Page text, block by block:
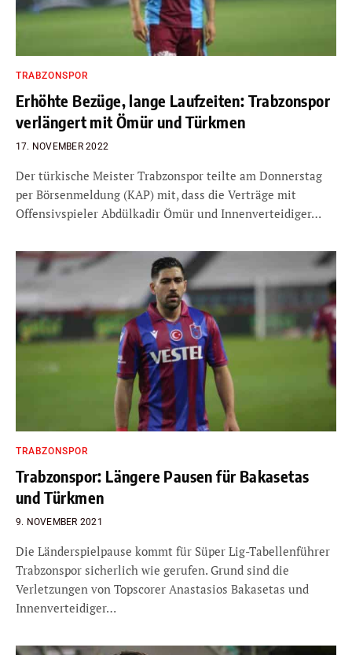
TRABZONSPOR
Erhöhte Bezüge, lange Laufzeiten: Trabzonspor
verlängert mit Ömür und Türkmen
17. NOVEMBER 2022
Der türkische Meister Trabzonspor teilte am Donnerstag
per Börsenmeldung (KAP) mit, dass die Verträge mit
Offensivspieler Abdülkadir Ömür und Innenverteidiger…
TRABZONSPOR
Trabzonspor: Längere Pausen für Bakasetas
und Türkmen
9. NOVEMBER 2021
Die Länderspielpause kommt für Süper Lig-Tabellenführer
Trabzonspor sicherlich wie gerufen. Grund sind die
Verletzungen von Topscorer Anastasios Bakasetas und
Innenverteidiger…